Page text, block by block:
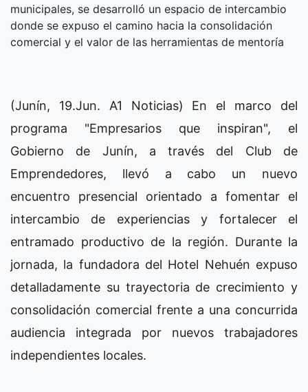
municipales, se desarrolló un espacio de intercambio
donde se expuso el camino hacia la consolidación
comercial y el valor de las herramientas de mentoría
(Junín, 19.Jun. A1 Noticias) En el marco del
programa "Empresarios que inspiran", el
Gobierno de Junín, a través del Club de
Emprendedores, llevó a cabo un nuevo
encuentro presencial orientado a fomentar el
intercambio de experiencias y fortalecer el
entramado productivo de la región. Durante la
jornada, la fundadora del Hotel Nehuén expuso
detalladamente su trayectoria de crecimiento y
consolidación comercial frente a una concurrida
audiencia integrada por nuevos trabajadores
independientes locales.